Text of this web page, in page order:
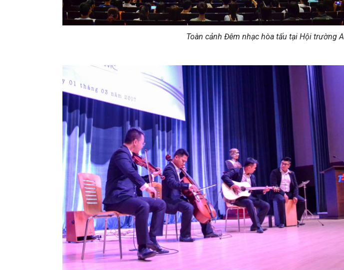
Toàn cảnh Đêm nhạc hòa tấu tại Hội trường A